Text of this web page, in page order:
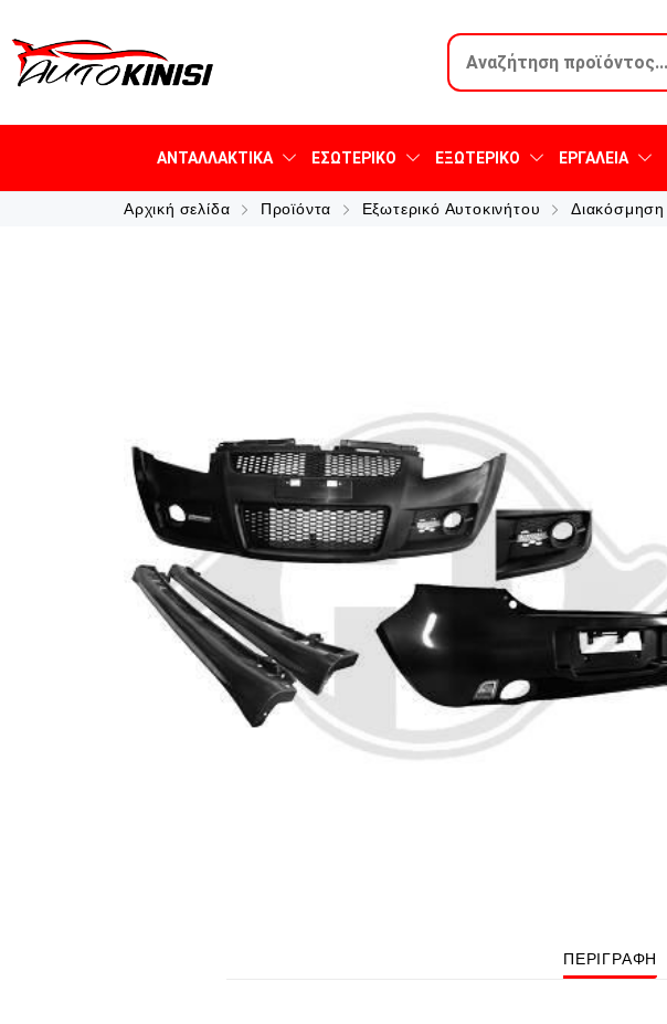
ΑΝΤΑΛΛΑΚΤΙΚΆ ΕΣΩΤΕΡΙΚΌ ΕΞΩΤΕΡΙΚΌ ΕΡΓΑΛΕΊΑ
Αρχική σελίδα Προϊόντα Εξωτερικό Αυτοκινήτου Διακόσμηση
ΠΕΡΙΓΡΑΦΉ